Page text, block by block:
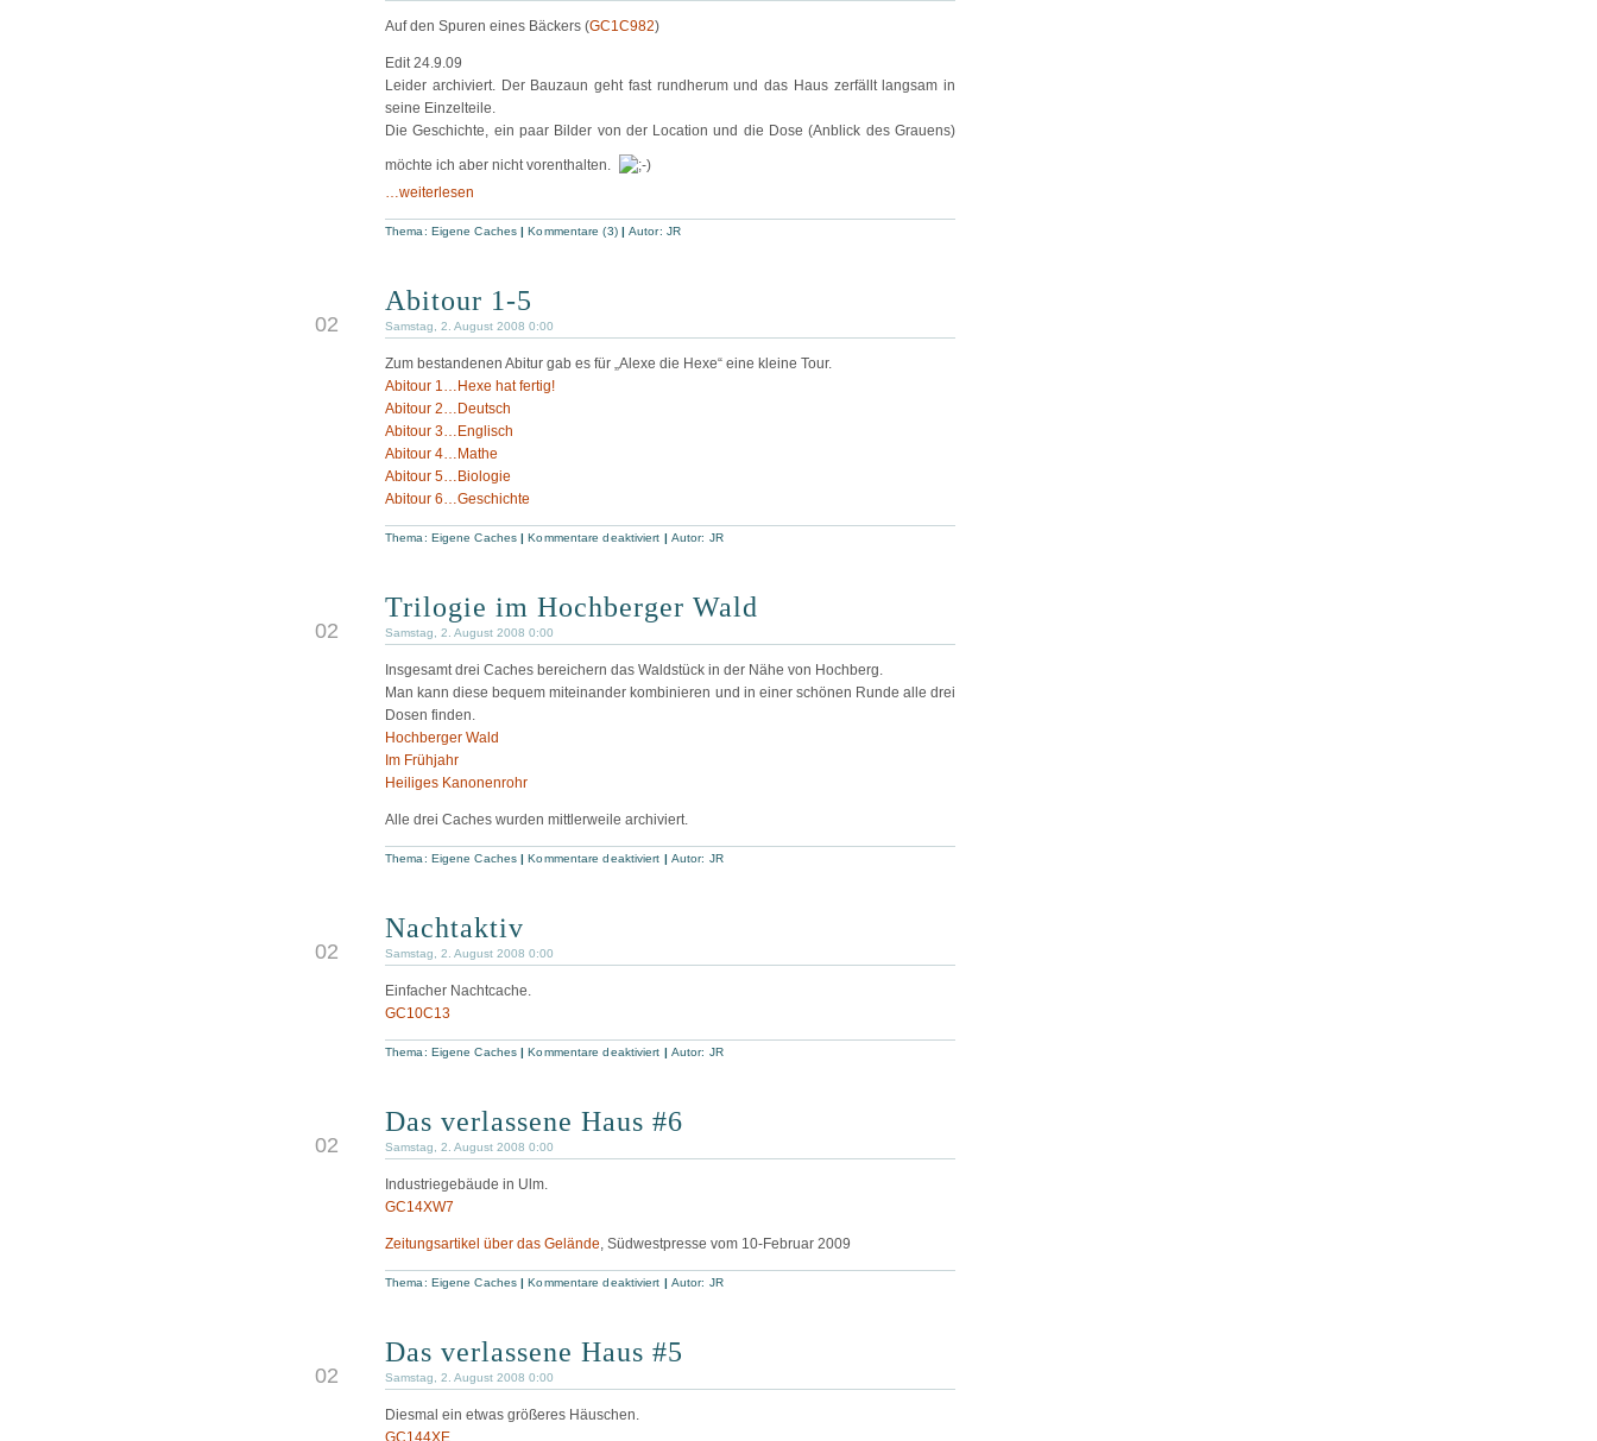
Auf den Spuren eines Bäckers (GC1C982)
Edit 24.9.09
Leider archiviert. Der Bauzaun geht fast rundherum und das Haus zerfällt langsam in
seine Einzelteile.
Die Geschichte, ein paar Bilder von der Location und die Dose (Anblick des Grauens)
möchte ich aber nicht vorenthalten.
…weiterlesen
Thema: Eigene Caches |Kommentare (3)|Autor: JR
02
Abitour 1-5
Samstag, 2. August 2008 0:00
Zum bestandenen Abitur gab es für „Alexe die Hexe“ eine kleine Tour.
Abitour 1…Hexe hat fertig!
Abitour 2…Deutsch
Abitour 3…Englisch
Abitour 4…Mathe
Abitour 5…Biologie
Abitour 6…Geschichte
Thema: Eigene Caches |Kommentare deaktiviertfür
| Autor: JR
02
Trilogie im Hochberger Wald
Samstag, 2. August 2008 0:00
Insgesamt drei Caches bereichern das Waldstück in der Nähe von Hochberg.
Man kann diese bequem miteinander kombinieren und in einer schönen Runde alle drei
Dosen finden.
Hochberger Wald
Im Frühjahr
Heiliges Kanonenrohr
Alle drei Caches wurden mittlerweile archiviert.
Thema: Eigene Caches |Kommentare deaktiviertfür
| Autor: JR
02
Nachtaktiv
Samstag, 2. August 2008 0:00
Einfacher Nachtcache.
GC10C13
Thema: Eigene Caches |Kommentare deaktiviertfür
| Autor: JR
02
Das verlassene Haus #6
Samstag, 2. August 2008 0:00
Industriegebäude in Ulm.
GC14XW7
Zeitungsartikel über das Gelände, Südwestpresse vom 10-Februar 2009
Thema: Eigene Caches |Kommentare deaktiviertfür
| Autor: JR
02
Das verlassene Haus #5
Samstag, 2. August 2008 0:00
Diesmal ein etwas größeres Häuschen.
GC144XE